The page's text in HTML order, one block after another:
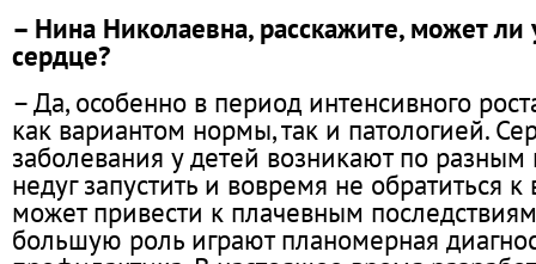
– Нина Николаевна, расскажите, может ли
сердце?
– Да, особенно в период интенсивного
как вариантом нормы, так и патологией.
заболевания у детей возникают по
недуг запустить и вовремя не обратиться к
может привести к плачевным
большую роль играют планомерная